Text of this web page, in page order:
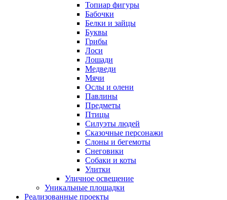
Топиар фигуры
Бабочки
Белки и зайцы
Буквы
Грибы
Лоси
Лошади
Медведи
Мячи
Ослы и олени
Павлины
Предметы
Птицы
Силуэты людей
Сказочные персонажи
Слоны и бегемоты
Снеговики
Собаки и коты
Улитки
Уличное освещение
Уникальные площадки
Реализованные проекты